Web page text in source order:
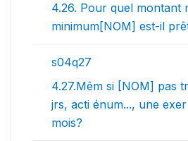
4.26. Pour quel montant
minimum[NOM] est-il
s04q27
4.27.Mêm si [NOM] pas
jrs, acti énum..., une
mois?